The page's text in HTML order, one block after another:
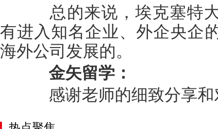
总的来说，埃克塞特大
有进入知名企业、外企央企
海外公司发展的。
金矢留学：
感谢老师的细致分享和